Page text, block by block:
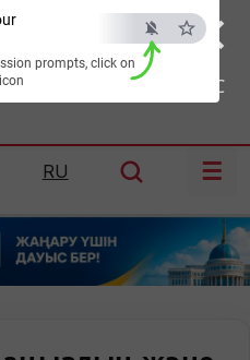
×
ESC
prompts, click on
Шымкент:29°C
RU ☰